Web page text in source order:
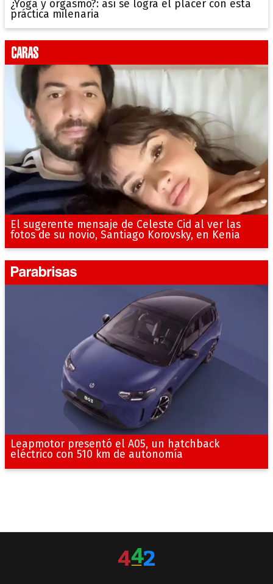
¿Yoga y orgasmo?: así se logra el placer con esta
práctica milenaria
El sugerente mensaje de Celeste Cid al ver las
fotos de su novio, Santiago Korovsky, en Kenia
Leapmotor presentó el A05, un hatchback
eléctrico con 510 km de autonomía